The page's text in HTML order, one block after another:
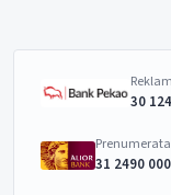
30
31 2490